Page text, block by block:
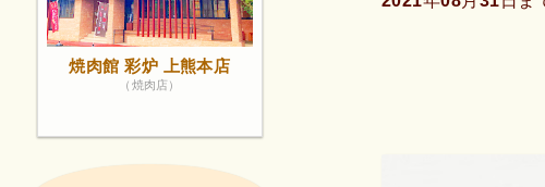
焼肉館 彩炉 上熊本店
（焼肉店）